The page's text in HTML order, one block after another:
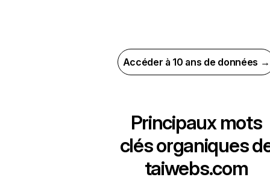
Accéder à 10 ans de données →
Principaux mots
clés organiques
taiwebs.com